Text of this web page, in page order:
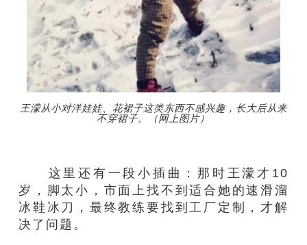
王濛从小对洋娃娃、花裙子这类东西不感兴趣，长大后从来
不穿裙子。（网上图片）
这里还有一段小插曲：那时王濛才10
岁，脚太小，市面上找不到适合她的速滑溜
冰鞋冰刀，最终教练要找到工厂定制，才解
决了问题。